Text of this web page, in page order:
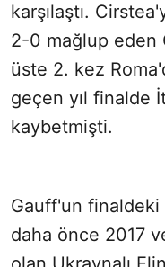
karşılaştı.
2-0 mağlup eden
üste 2. kez
geçen yıl finalde
kaybetmişti.
Gauff'un finaldeki
daha önce 2017